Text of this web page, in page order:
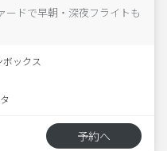
ードで早朝・深夜フライトも
ックス
予約へ